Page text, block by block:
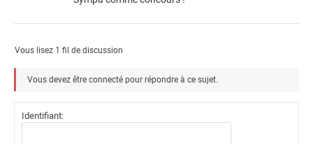
Vous lisez 1 fil de discussion
Vous devez être connecté pour répondre à ce sujet.
Identifiant: